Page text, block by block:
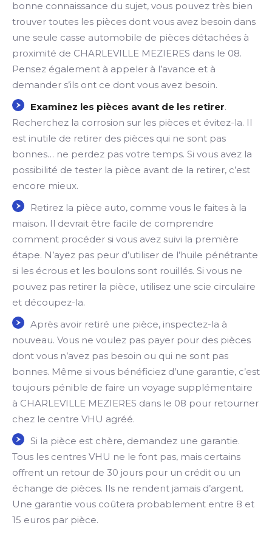
bonne connaissance du sujet, vous pouvez très bien
trouver toutes les pièces dont vous avez besoin dans
une seule casse automobile de pièces détachées à
proximité de CHARLEVILLE MEZIERES dans le 08.
Pensez également à appeler à l’avance et à
demander s’ils ont ce dont vous avez besoin.
Examinez les pièces avant de les retirer.
Recherchez la corrosion sur les pièces et évitez-la. Il
est inutile de retirer des pièces qui ne sont pas
bonnes… ne perdez pas votre temps. Si vous avez la
possibilité de tester la pièce avant de la retirer, c’est
encore mieux.
Retirez la pièce auto, comme vous le faites à la
maison. Il devrait être facile de comprendre
comment procéder si vous avez suivi la première
étape. N’ayez pas peur d’utiliser de l’huile pénétrante
si les écrous et les boulons sont rouillés. Si vous ne
pouvez pas retirer la pièce, utilisez une scie circulaire
et découpez-la.
Après avoir retiré une pièce, inspectez-la à
nouveau. Vous ne voulez pas payer pour des pièces
dont vous n’avez pas besoin ou qui ne sont pas
bonnes. Même si vous bénéficiez d’une garantie, c’est
toujours pénible de faire un voyage supplémentaire
à CHARLEVILLE MEZIERES dans le 08 pour retourner
chez le centre VHU agréé.
Si la pièce est chère, demandez une garantie.
Tous les centres VHU ne le font pas, mais certains
offrent un retour de 30 jours pour un crédit ou un
échange de pièces. Ils ne rendent jamais d’argent.
Une garantie vous coûtera probablement entre 8 et
15 euros par pièce.